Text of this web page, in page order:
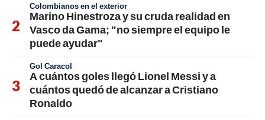
Colombianos en el exterior
Marino Hinestroza y su cruda realidad en
Vasco da Gama; "no siempre el equipo le
puede ayudar"
Gol Caracol
A cuántos goles llegó Lionel Messi y a
cuántos quedó de alcanzar a Cristiano
Ronaldo